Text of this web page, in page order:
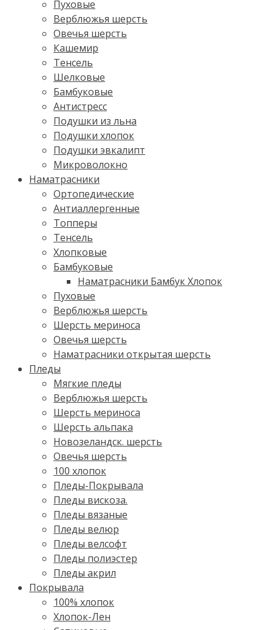
Пуховые
Верблюжья шерсть
Овечья шерсть
Кашемир
Тенсель
Шелковые
Бамбуковые
Антистресс
Подушки из льна
Подушки хлопок
Подушки эвкалипт
Микроволокно
Наматрасники
Ортопедические
Антиаллергенные
Топперы
Тенсель
Хлопковые
Бамбуковые
Наматрасники Бамбук Хлопок
Пуховые
Верблюжья шерсть
Шерсть мериноса
Овечья шерсть
Наматрасники открытая шерсть
Пледы
Мягкие пледы
Верблюжья шерсть
Шерсть мериноса
Шерсть альпака
Новозеландск. шерсть
Овечья шерсть
100 хлопок
Пледы-Покрывала
Пледы вискоза.
Пледы вязаные
Пледы велюр
Пледы велсофт
Пледы полиэстер
Пледы акрил
Покрывала
100% хлопок
Хлопок-Лен